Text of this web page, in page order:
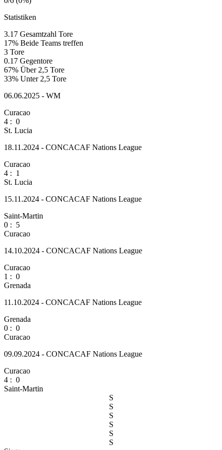
Statistiken
3.17 Gesamtzahl Tore
17% Beide Teams treffen
3 Tore
0.17 Gegentore
67% Über 2,5 Tore
33% Unter 2,5 Tore
06.06.2025 - WM
Curacao
4 : 0
St. Lucia
18.11.2024 - CONCACAF Nations League
Curacao
4 : 1
St. Lucia
15.11.2024 - CONCACAF Nations League
Saint-Martin
0 : 5
Curacao
14.10.2024 - CONCACAF Nations League
Curacao
1 : 0
Grenada
11.10.2024 - CONCACAF Nations League
Grenada
0 : 0
Curacao
09.09.2024 - CONCACAF Nations League
Curacao
4 : 0
Saint-Martin
S
S
S
S
S
S